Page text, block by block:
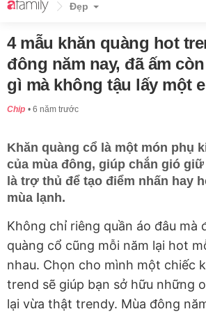
Đẹp
4 mẫu khăn quàng hot
đông năm nay, đã ấm
gì mà không tậu lấy một
Chip 6 năm trước
Khăn quàng cổ là một món phụ
của mùa đông, giúp chắn gió
là trợ thủ để tạo điểm nhấn hay
mùa lạnh.
Không chỉ riêng quần áo đâu mà
quàng cổ cũng mỗi năm lại hot
nhau. Chọn cho mình một chiếc
trend sẽ giúp bạn sở hữu những
lại vừa thật trendy. Mùa đông